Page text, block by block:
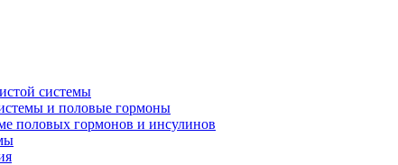
системы
и половые гормоны
половых гормонов и инсулинов